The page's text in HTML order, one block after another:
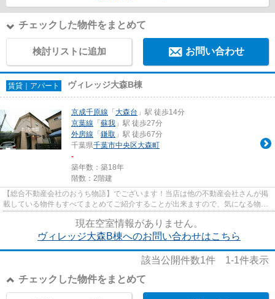
チェックした物件をまとめて
検討リストに追加 お問い合わせ
賃貸｜アパート ヴィレッジ大森B棟
京成千原線 「 大森台 」駅 徒歩14分
京葉線 「 蘇我 」駅 徒歩27分
外房線 「 鎌取 」駅 徒歩67分
千葉県千葉市中央区大森町
-
築年数：築18年
階数：2階建
【総合不動産会社のおうち物語】でございます！当店は他の不動産会社さんが掲
載している物件もすべてまとめてご紹介することが出来ますので、気になる物件
現在空室情報がありません。
ヴィレッジ大森B棟へのお問い合わせはこちら
該当公開件数1件 1-1件表示
チェックした物件をまとめて